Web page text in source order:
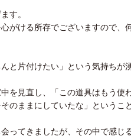
す。
がける所存でございますので、
と片付けたい」という気持ちが
を見直し、「この道具はもう使
のままにしていたな」というこ
ってきましたが、その中で感じ